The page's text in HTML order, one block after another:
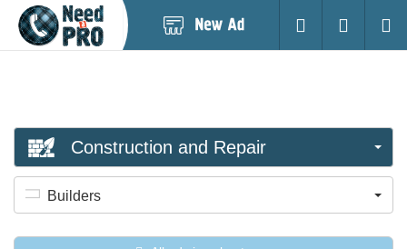
Login
Construction and Repair
Builders